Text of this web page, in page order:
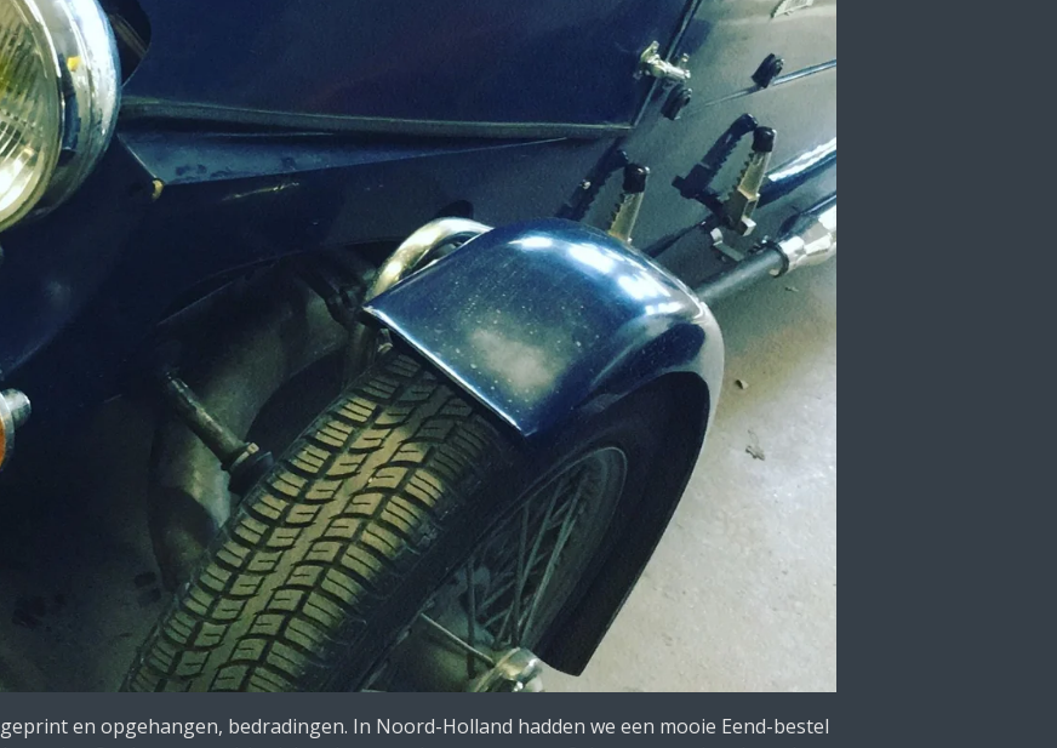
en opgehangen, bedradingen. In Noord-Holland hadden we een mooie Eend-bestel